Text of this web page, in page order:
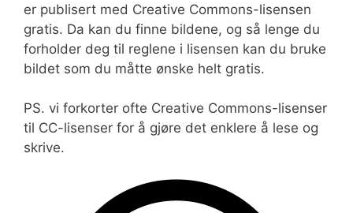
er publisert med Creative Commons-lisensen
gratis. Da kan du finne bildene, og så lenge du
forholder deg til reglene i lisensen kan du bruke
bildet som du måtte ønske helt gratis.
PS. vi forkorter ofte Creative Commons-lisenser
til CC-lisenser for å gjøre det enklere å lese og
skrive.